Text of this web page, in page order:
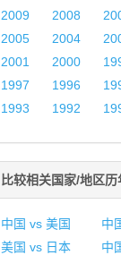
2009
2008
2005
2004
2001
2000
1997
1996
1993
1992
比较相关国家/地区历
中国 vs 美国
中
美国 vs 日本
中